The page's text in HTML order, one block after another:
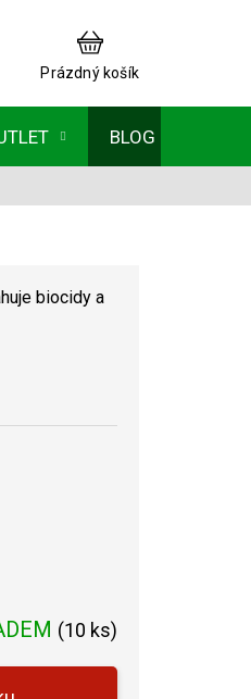
NÁKUPNÍ
KOŠÍK
Prázdný košík
BLOG
(10 ks)
biocidy a